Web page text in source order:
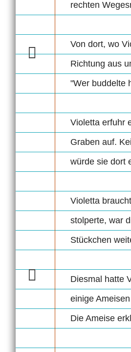
rechten
Von dort, wo
Richtung aus
"Wer buddelte
Violetta erfuhr
Graben auf.
würde sie dort
Violetta
stolperte, war
Stückchen
Diesmal hatte
einige
Die Ameise